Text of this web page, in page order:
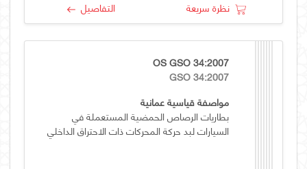
نظرة سريعة التفاصيل
OS GSO 34:2007
GSO 34:2007
مواصفة قياسية عمانية
بطاريات الرصاص الحمضية المستعملة في
السيارات لبد حركة المحركات ذات الاحتراق الداخلي